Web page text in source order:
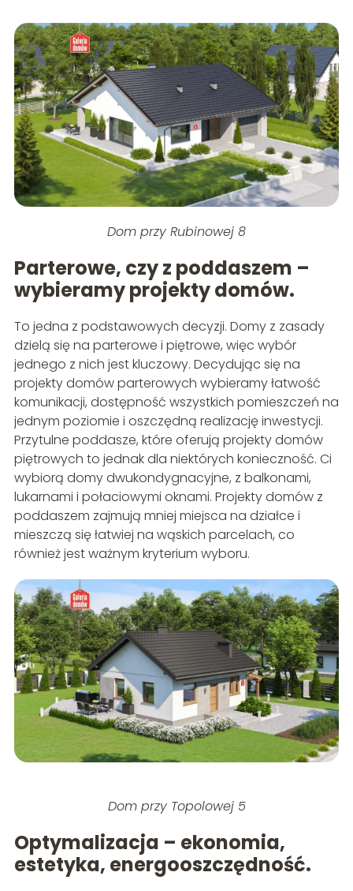
Dom przy Rubinowej 8
Parterowe, czy z poddaszem –
wybieramy projekty domów.
To jedna z podstawowych decyzji. Domy z zasady
dzielą się na parterowe i piętrowe, więc wybór
jednego z nich jest kluczowy. Decydując się na
projekty domów parterowych wybieramy łatwość
komunikacji, dostępność wszystkich pomieszczeń na
jednym poziomie i oszczędną realizację inwestycji.
Przytulne poddasze, które oferują projekty domów
piętrowych to jednak dla niektórych konieczność. Ci
wybiorą domy dwukondygnacyjne, z balkonami,
lukarnami i połaciowymi oknami. Projekty domów z
poddaszem zajmują mniej miejsca na działce i
mieszczą się łatwiej na wąskich parcelach, co
również jest ważnym kryterium wyboru.
Dom przy Topolowej 5
Optymalizacja – ekonomia,
estetyka, energooszczędność.